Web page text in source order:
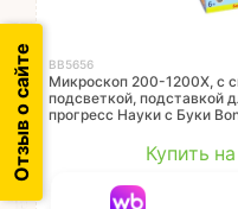
ВВ5656
Микроскоп 200-1200X, с
подсветкой, подставкой
прогресс Науки с Буки
Купить
Отзыв о сайте